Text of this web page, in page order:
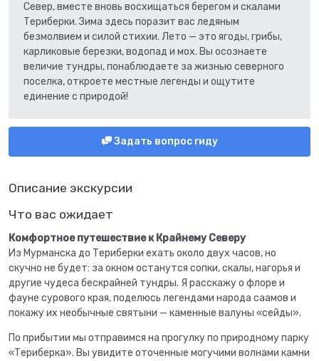
Описание экскурсии
Что вас ожидает
Комфортное путешествие к Крайнему Северу
Из Мурманска до Териберки ехать около двух часов, но
скучно не будет: за окном останутся сопки, скалы, нагорья и
другие чудеса бескрайней тундры. Я расскажу о флоре и
фауне сурового края, поделюсь легендами народа саамов и
покажу их необычные святыни — каменные валуны «сейды».
По прибытии мы отправимся на прогулку по природному парку
«Териберка». Вы увидите оточенные могучими волнами камни
Север, вместе вновь восхищаться берегом и скалами
Териберки. Зима здесь поразит вас ледяным
безмолвием и силой стихии. Лето — это ягоды, грибы,
карликовые березки, водопад и мох. Вы осознаете
величие тундры, понаблюдаете за жизнью северного
поселка, откроете местные легенды и ощутите
единение с природой!
Задать вопрос гиду